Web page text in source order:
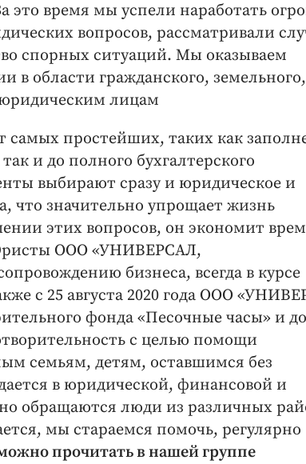
это время мы успели наработать
вопросов, рассматривали
спорных ситуаций. Мы оказываем
в области гражданского, земельного,
лицам
самых простейших, таких как
и до полного бухгалтерского
выбирают сразу и юридическое и
что значительно упрощает жизнь
этих вопросов, он экономит
ООО «УНИВЕРСАЛ,
бизнеса, всегда в курсе
с 25 августа 2020 года ООО
фонда «Песочные часы» и
с целью помощи
семьям, детям, оставшимся без
в юридической, финансовой и
обращаются люди из различных
мы стараемся помочь, регулярно
прочитать в нашей группе